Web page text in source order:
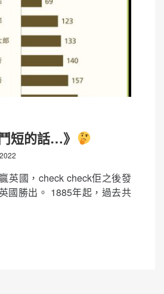
短的話…》
英國，check check佢之後發
國勝出。 1885年起，過去共